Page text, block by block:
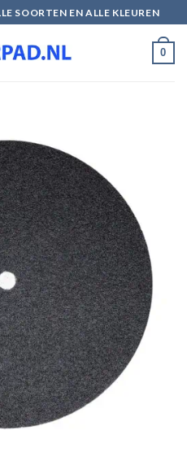
SOORTEN EN ALLE KLEUREN
0